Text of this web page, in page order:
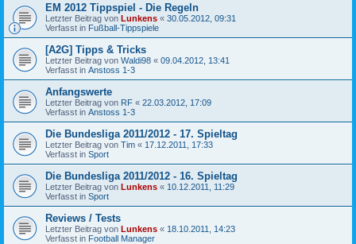
EM 2012 Tippspiel - Die Regeln
Letzter Beitrag von Lunkens « 30.05.2012, 09:31
Verfasst in Fußball-Tippspiele
[A2G] Tipps & Tricks
Letzter Beitrag von Waldi98 « 09.04.2012, 13:41
Verfasst in Anstoss 1-3
Anfangswerte
Letzter Beitrag von RF « 22.03.2012, 17:09
Verfasst in Anstoss 1-3
Die Bundesliga 2011/2012 - 17. Spieltag
Letzter Beitrag von Tim « 17.12.2011, 17:33
Verfasst in Sport
Die Bundesliga 2011/2012 - 16. Spieltag
Letzter Beitrag von Lunkens « 10.12.2011, 11:29
Verfasst in Sport
Reviews / Tests
Letzter Beitrag von Lunkens « 18.10.2011, 14:23
Verfasst in Football Manager